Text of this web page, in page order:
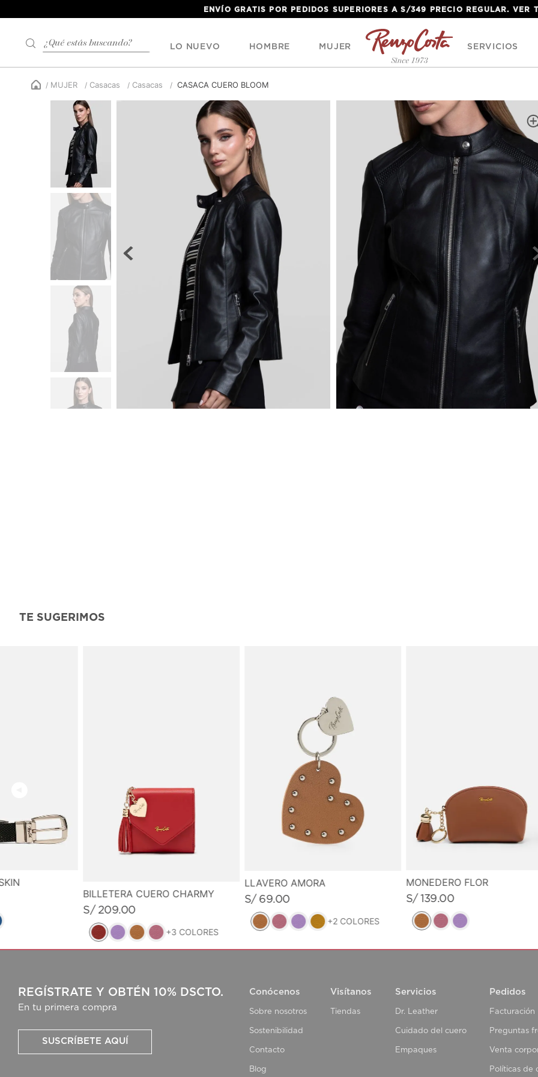
ENVÍO GRATIS POR PEDIDOS SUPERIORES A S/349 PRECIO REGULAR. VER
LO NUEVO HOMBRE MUJER SERVICIOS
MUJER Casacas Casacas CASACA CUERO BLOOM
TE SUGERIMOS
BILLETERA CUERO CHARMY
S/ 209.00
+3 COLORES
LLAVERO AMORA
S/ 69.00
+2 COLORES
MONEDERO FLOR
S/ 139.00
REGÍSTRATE Y OBTÉN 10% DSCTO.
En tu primera compra
SUSCRÍBETE AQUÍ
Conócenos
Sobre nosotros
Sostenibilidad
Contacto
Blog
Visítanos
Tiendas
Servicios
Dr. Leather
Cuidado del cuero
Empaques
Pedidos
Facturación
Preguntas
Venta
Políticas de